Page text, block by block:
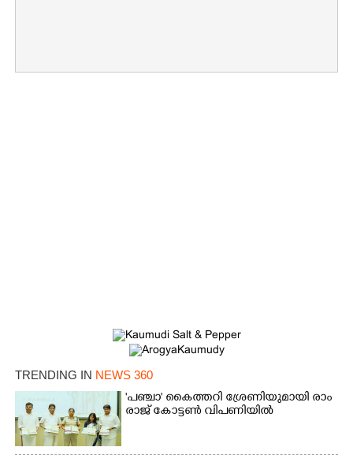
TRENDING IN NEWS 360
'​പ​ഞ്ചാ​'​ ​കൈ​ത്ത​റി​ ​ശ്രേ​ണി​യു​മാ​യി​ ​രാം​
രാ​ജ് ​കോ​ട്ടൺ വിപണിയിൽ